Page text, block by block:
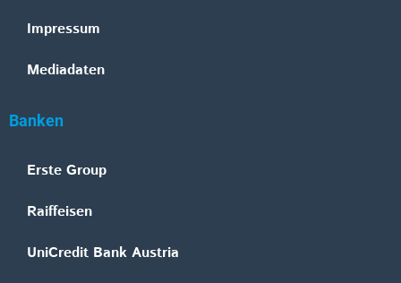
Impressum
Mediadaten
Banken
Erste Group
Raiffeisen
UniCredit Bank Austria